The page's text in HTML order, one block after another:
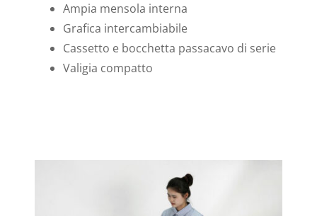
Ampia mensola interna
Grafica intercambiabile
Cassetto e bocchetta passacavo di serie
Valigia compatto